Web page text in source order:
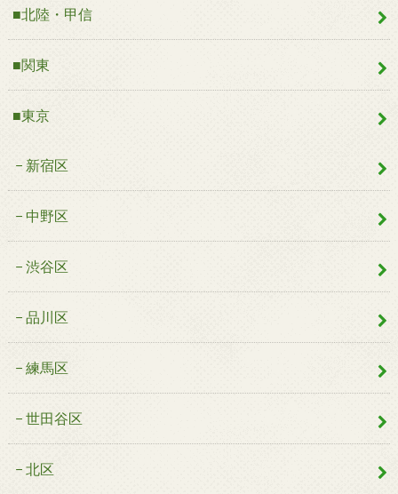
■北陸・甲信
■関東
■東京
新宿区
中野区
渋谷区
品川区
練馬区
世田谷区
北区